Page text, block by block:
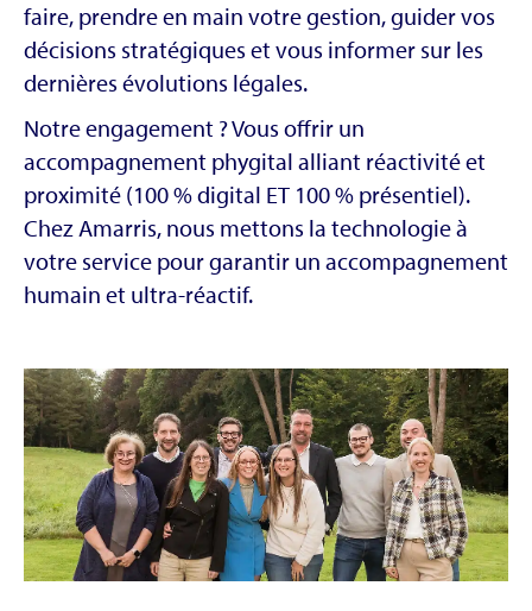
faire, prendre en main votre gestion, guider vos
décisions stratégiques et vous informer sur les
dernières évolutions légales.
Notre engagement ? Vous offrir un
accompagnement phygital alliant réactivité et
proximité (100 % digital ET 100 % présentiel).
Chez Amarris, nous mettons la technologie à
votre service pour garantir un accompagnement
humain et ultra-réactif.